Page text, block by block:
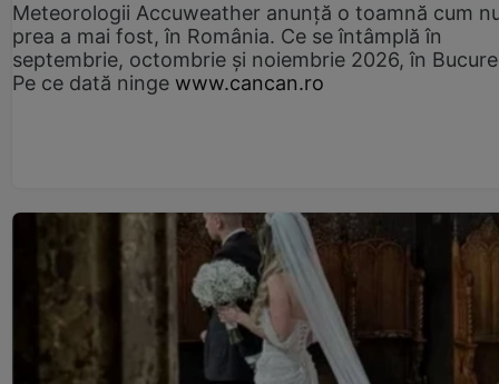
Meteorologii Accuweather anunță o toamnă cum
prea a mai fost, în România. Ce se întâmplă în
septembrie, octombrie și noiembrie 2026, în
Pe ce dată ninge www.cancan.ro